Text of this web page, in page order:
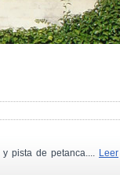
pista de petanca.... Leer